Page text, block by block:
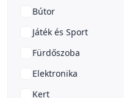
Bútor
Játék és Sport
Fürdőszoba
Elektronika
Kert